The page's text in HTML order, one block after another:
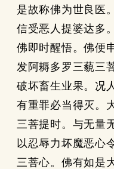
是故称佛为世良医
信受恶人提婆达多
佛即时醒悟。佛便
发阿耨多罗三藐三
破坏畜生业果。况
有重罪必当得灭。
三菩提时。与无量
以忍辱力坏魔恶心
三菩心。佛有如是